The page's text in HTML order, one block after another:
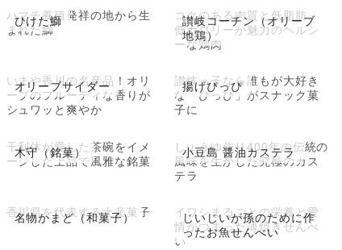
ひけた鰤
ハマチ養殖発祥の地から生
まれた鰤
讃岐コーチン（オリーブ
地鶏）
コクのある肉質と低脂肪、
低カロリーが魅力のヘルシ
ーな鶏肉
オリーブサイダー
いまや香川の名産品！オリ
ーブのフルーティな香りが
シュワッと爽やか
揚げぴっぴ
讃岐っ子なら誰もが大好き
な「ぴっぴ」がスナック菓
子に
木守（銘菓）
千利休が愛した茶碗をイメ
ージした上品で風雅な銘菓
小豆島 醤油カステラ
しょうゆ作り400年の伝統の
風味を生かした究極のカス
テラ
名物かまど（和菓子）
香川県を代表する土産菓子
じいじいが孫のために作
ったお魚せんべい
イワシまるごとの栄養と愛
情がつまった薄焼きせんべ
い